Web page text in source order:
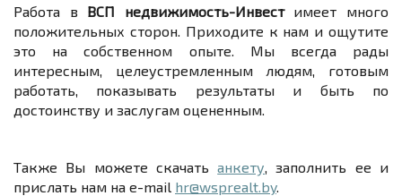
Работа в ВСП недвижимость-Инвест имеет много
положительных сторон. Приходите к нам и ощутите
это на собственном опыте. Мы всегда рады
интересным, целеустремленным людям, готовым
работать, показывать результаты и быть по
достоинству и заслугам оцененным.
Также Вы можете скачатьанкету, заполнить ее и
прислать нам на e-mail hr@wsprealt.by.